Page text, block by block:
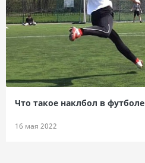
Что такое наклбол в футболе
16 мая 2022